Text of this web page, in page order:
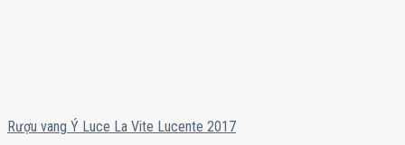
Rượu vang Ý Luce La Vite Lucente 2017